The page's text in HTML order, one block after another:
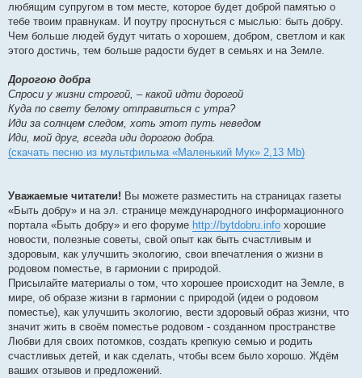
любящим супругом в том месте, которое будет доброй памятью о
тебе твоим правнукам. И поутру проснуться с мыслью: быть добру.
Чем больше людей будут читать о хорошем, добром, светлом и как
этого достичь, тем больше радости будет в семьях и на Земле.
Дорогою добра
Спроси у жизни строгой, – какой идти дорогой
Куда по свету белому отправиться с утра?
Иди за солнцем следом, хоть этот путь неведом
Иди, мой друг, всегда иди дорогою добра.
(скачать песню из мультфильма «Маленький Мук» 2,13 Mb)
Уважаемые читатели! Вы можете разместить на страницах газеты
«Быть добру» и на эл. странице международного информационного
портала «Быть добру» и его форуме http://bytdobru.info хорошие
новости, полезные советы, свой опыт как быть счастливым и
здоровым, как улучшить экологию, свои впечатления о жизни в
родовом поместье, в гармонии с природой.
Присылайте материалы о том, что хорошее происходит на Земле, в
мире, об образе жизни в гармонии с природой (идеи о родовом
поместье), как улучшить экологию, вести здоровый образ жизни, что
значит жить в своём поместье родовом - созданном пространстве
Любви для своих потомков, создать крепкую семью и родить
счастливых детей, и как сделать, чтобы всем было хорошо. Ждём
ваших отзывов и предложений.